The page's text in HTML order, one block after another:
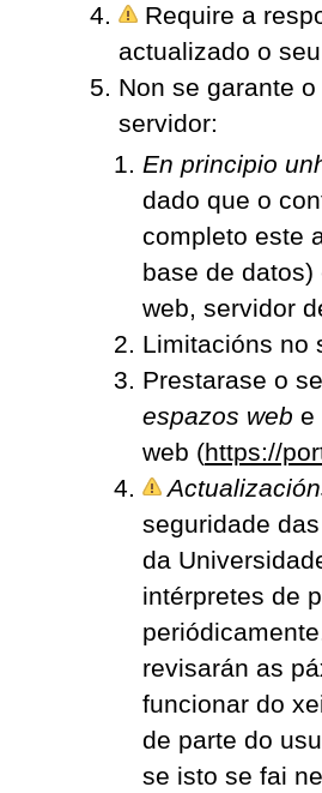
Require a
actualizado o
Non se garante
servidor:
En principio
dado que o
completo este
base de
web, servidor
Limitacións no
Prestarase o
espazos web e
web (https://
seguridade
da
intérpretes de
revisarán as
funcionar do
de parte do
se isto se fai